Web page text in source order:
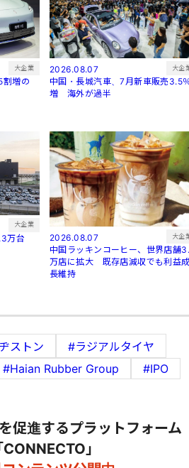
大企業
割増の
2026.08.07 大企
中国・長城汽車、7月新車販売3.5
増 海外が過半
大企業
万台
2026.08.07 大企
中国ラッキンコーヒー、世界店舗
万店に拡大 既存店減収でも利益
長維持
ストン
#ラジアルタイヤ
#Haian Rubber Group
#IPO
促進するプラットフォーム
CONNECTO」